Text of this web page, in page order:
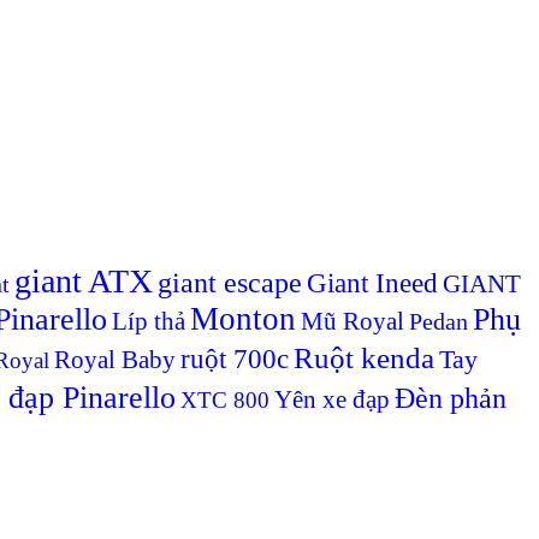
giant ATX giant escape Giant Ineed GIANT
Líp thảMonton Mũ Royal Pedan Phụ
Royal Babyruột 700cRuột kendaTay
Pinarello XTC 800 Yên xe đạp Đèn phản